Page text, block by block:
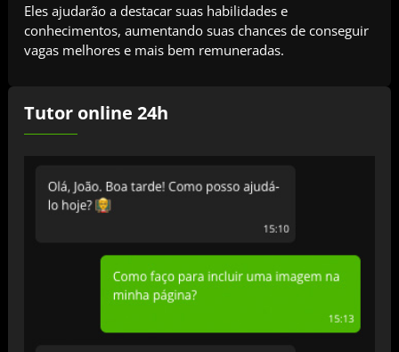
Eles ajudarão a destacar suas habilidades e
conhecimentos, aumentando suas chances de conseguir
vagas melhores e mais bem remuneradas.
Tutor online 24h